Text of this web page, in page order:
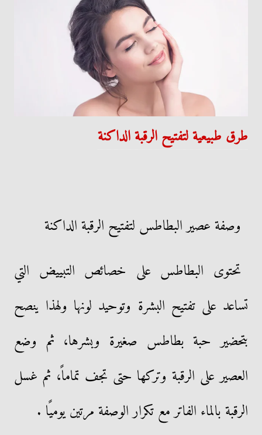
طرق طبيعية لتفتيح الرقبة الداكنة
وصفة عصير البطاطس لتفتيح الرقبة الداكنة
تحتوى البطاطس على خصائص التبييض التي
تساعد على تفتيح البشرة وتوحيد لونها ولهذا ينصح
بتحضير حبة بطاطس صغيرة وبشرها، ثم وضع
العصير على الرقبة وتركها حتى تجف تماماً، ثم غسل
الرقبة بالماء الفاتر مع تكرار الوصفة مرتين يوميًا .